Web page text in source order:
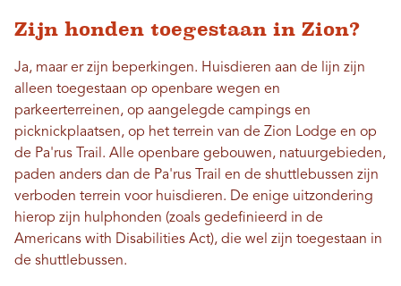
Zijn honden toegestaan ​​in Zion?
Ja, maar er zijn beperkingen. Huisdieren aan de lijn zijn
alleen toegestaan ​​op openbare wegen en
parkeerterreinen, op aangelegde campings en
picknickplaatsen, op het terrein van de Zion Lodge en op
de Pa'rus Trail. Alle openbare gebouwen, natuurgebieden,
paden anders dan de Pa'rus Trail en de shuttlebussen zijn
verboden terrein voor huisdieren. De enige uitzondering
hierop zijn hulphonden (zoals gedefinieerd in de
Americans with Disabilities Act), die wel zijn toegestaan ​​in
de shuttlebussen.